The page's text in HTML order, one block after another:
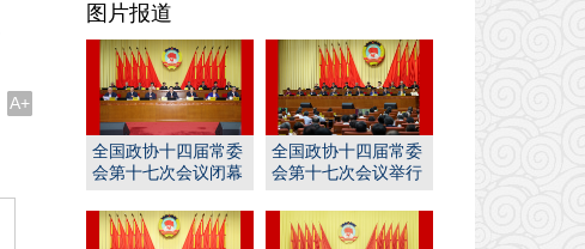
A+
图片报道
全国政协十四届常委
会第十七次会议闭幕
全国政协十四届常委
会第十七次会议举行